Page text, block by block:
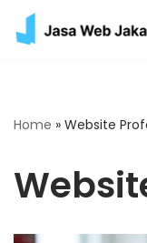
Skip
Home » Website